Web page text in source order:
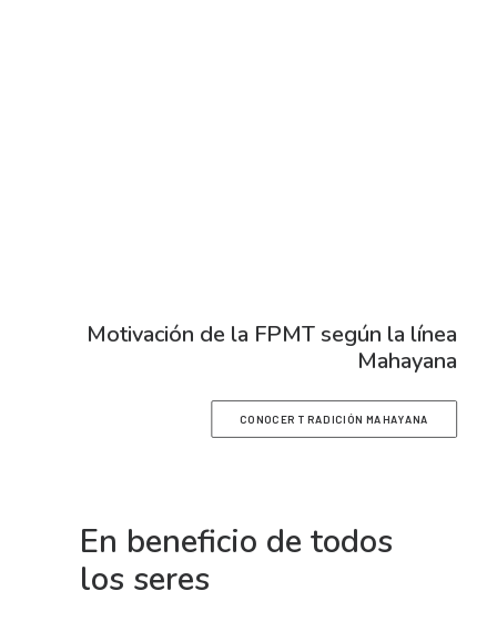
Motivación de la FPMT según la línea
Mahayana
CONOCER TRADICIÓN MAHAYANA
En beneficio de todos
los seres